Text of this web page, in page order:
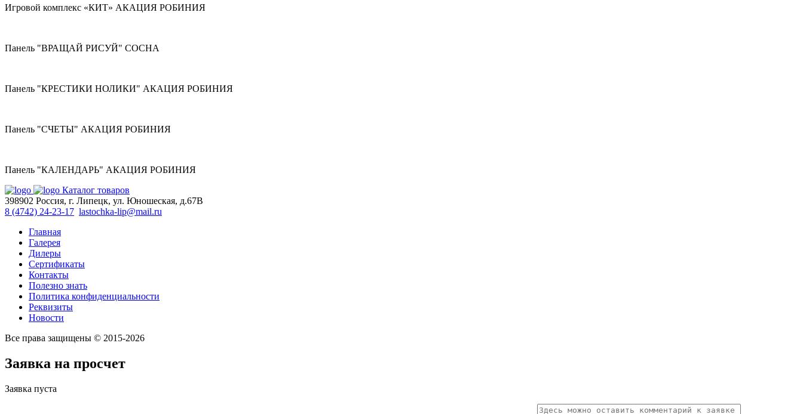
Игровой комплекс «КИТ» АКАЦИЯ РОБИНИЯ
Панель "ВРАЩАЙ РИСУЙ" СОСНА
Панель "КРЕСТИКИ НОЛИКИ" АКАЦИЯ РОБИНИЯ
Панель "СЧЕТЫ" АКАЦИЯ РОБИНИЯ
Панель "КАЛЕНДАРЬ" АКАЦИЯ РОБИНИЯ
Каталог товаров
398902 Россия, г. Липецк, ул. Юношеская, д.67В
8 (4742) 24-23-17 lastochka-lip@mail.ru
Главная
Галерея
Дилеры
Сертификаты
Контакты
Полезно знать
Политика конфиденциальности
Реквизиты
Новости
Все права защищены © 2015-2026
Заявка на просчет
Заявка пуста